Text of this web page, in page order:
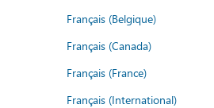
Français (Belgique)
Français (Canada)
Français (France)
Français (International)